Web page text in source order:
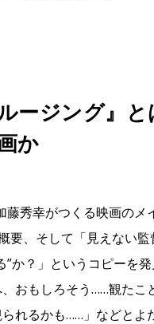
ージング』
か
藤秀幸がつくる映画のメ
要、そして「見えない
”か？」というコピーを
おもしろそう……観たこ
れるかも……」などとよ